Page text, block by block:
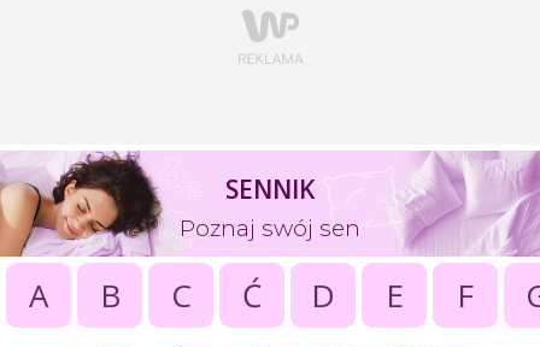
SENNIK
Poznaj swój sen
A B C Ć D E F